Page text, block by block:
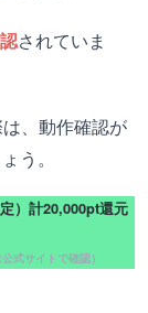
されていま
、動作確認が
う。
）計20,000pt還元
式サイトで確認）